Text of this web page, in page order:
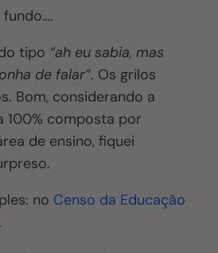
tipo “ah eu sabia, mas
de falar”. Os grilos
Bom, considerando a
100% composta por
de ensino, fiquei
no Censo da Educação
.